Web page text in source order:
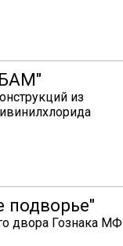
из
подворье"
двора Гознака МФ